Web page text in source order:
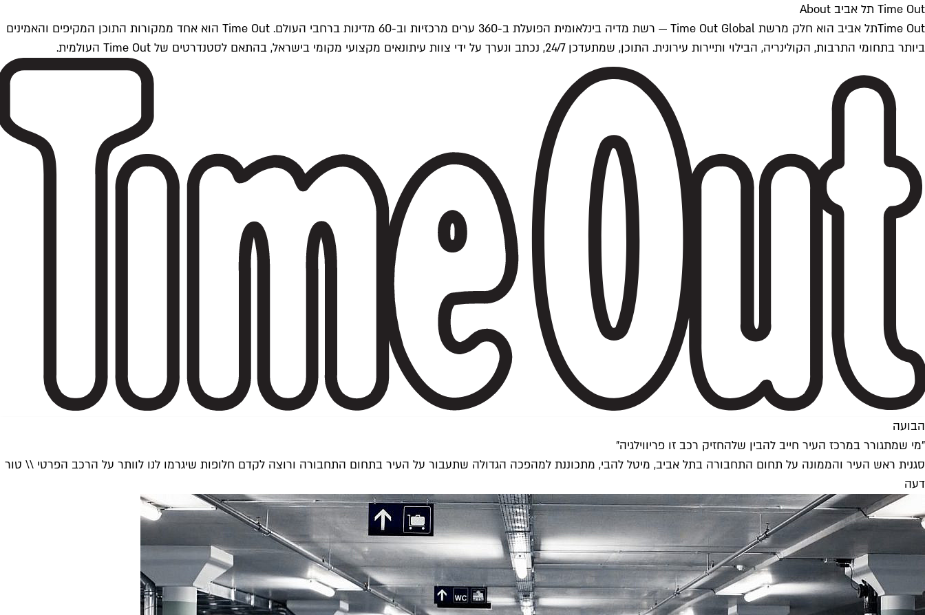
Time Out תל אביב About
Time Outתל אביב הוא חלק מרשת Time Out Global — רשת מדיה בינלאומית הפועלת ב-360 ערים מרכזיות וב-60 מדינות ברחבי העולם. Time Out הוא אחד ממקורות התוכן המקיפים והאמינים
ביותר בתחומי התרבות, הקולינריה, הבילוי ותיירות עירונית. התוכן, שמתעדכן 24/7, נכתב ונערך על ידי צוות עיתונאים מקצועי מקומי בישראל, בהתאם לסטנדרטים של Time Out העולמית.
הבועה
"מי שמתגורר במרכז העיר חייב להבין שלהחזיק רכב זו פריווילגיה"
סגנית ראש העיר והממונה על תחום התחבורה בתל אביב, מיטל להבי, מתכוננת למהפכה הגדולה שתעבור על העיר בתחום התחבורה ורוצה לקדם חלופות שיגרמו לנו לוותר על הרכב הפרטי \\ טור
דעה